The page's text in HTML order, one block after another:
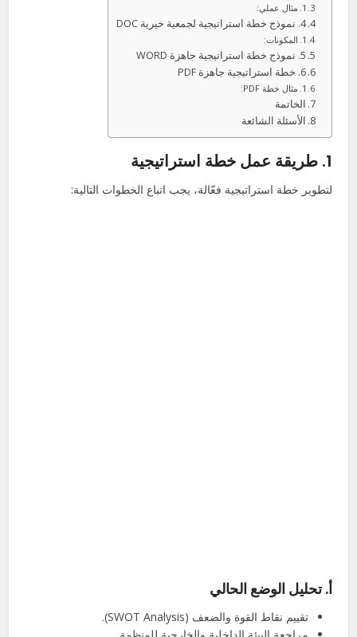
مثال عملي:
4. نموذج خطة استراتيجية لجمعية خيرية DOC
المكونات:
5. نموذج خطة استراتيجية جاهزة WORD
6. خطة استراتيجية جاهزة PDF
مثال خطة PDF:
الخاتمة
الأسئلة الشائعة
1. طريقة عمل خطة استراتيجية
لتطوير خطة استراتيجية فعّالة، يجب اتباع الخطوات التالية:
أ.تحليل الوضع الحالي
تقييم نقاط القوة والضعف (SWOT Analysis).